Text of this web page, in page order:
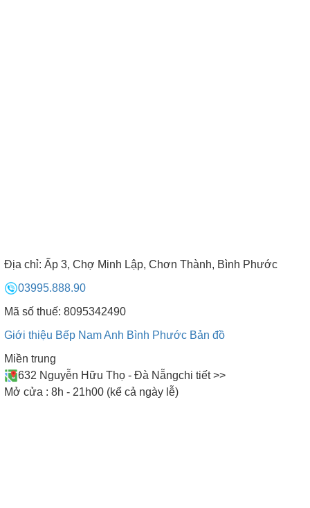
Địa chỉ: Ấp 3, Chợ Minh Lập, Chơn Thành, Bình Phước
03995.888.90
Mã số thuế: 8095342490
Giới thiệu Bếp Nam Anh Bình Phước Bản đồ
Miền trung
632 Nguyễn Hữu Thọ - Đà Nẵngchi tiết >>
Mở cửa : 8h - 21h00 (kể cả ngày lễ)